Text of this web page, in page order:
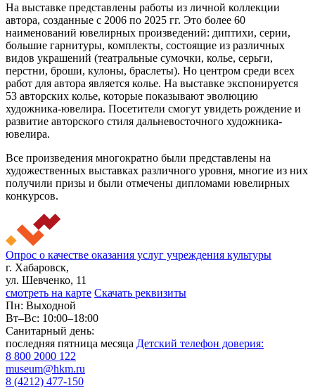
На выставке представлены работы из личной коллекции
автора, созданные с 2006 по 2025 гг. Это более 60
наименований ювелирных произведений: диптихи, серии,
большие гарнитуры, комплекты, состоящие из различных
видов украшений (театральные сумочки, колье, серьги,
перстни, броши, кулоны, браслеты). Но центром среди всех
работ для автора является колье. На выставке экспонируется
53 авторских колье, которые показывают эволюцию
художника-ювелира. Посетители смогут увидеть рождение и
развитие авторского стиля дальневосточного художника-
ювелира.
Все произведения многократно были представлены на
художественных выставках различного уровня, многие из них
получили призы и были отмечены дипломами ювелирных
конкурсов.
Опрос о качестве оказания услуг учреждения культуры
г. Хабаровск,
ул. Шевченко, 11
смотреть на карте Скачать реквизиты
Пн: Выходной
Вт–Вс: 10:00–18:00
Санитарный день:
последняя пятница месяца Детский телефон доверия:
8 800 2000 122
museum@hkm.ru
8 (4212) 477-150